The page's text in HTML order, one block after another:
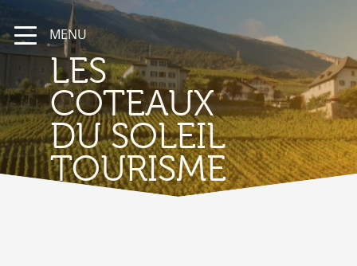
MENU
LES
COTEAUX
DU SOLEIL
TOURISME